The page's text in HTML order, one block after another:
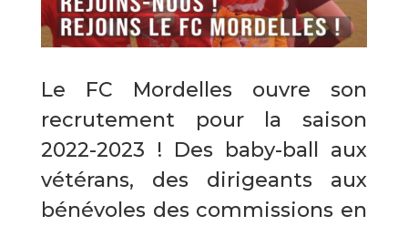
Le FC Mordelles ouvre son
recrutement pour la saison
2022-2023 ! Des baby-ball aux
vétérans, des dirigeants aux
bénévoles des commissions en